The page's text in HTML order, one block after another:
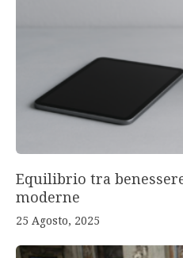
Equilibrio tra
moderne
25 Agosto, 2025